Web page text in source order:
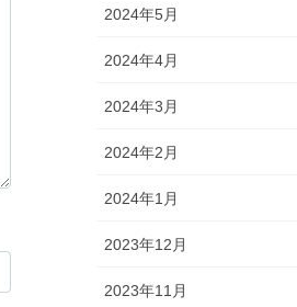
2024年5月
2024年4月
2024年3月
2024年2月
2024年1月
2023年12月
2023年11月